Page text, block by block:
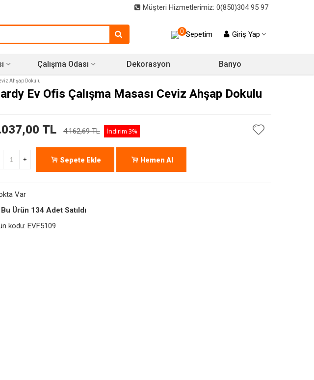
Müşteri Hizmetlerimiz: 0(850)304 95 97
0 Sepetim Giriş Yap
Çalışma Odası Dekorasyon Banyo
Ahşap Dokulu
Ev Ofis Çalışma Masası Ceviz Ahşap Dokulu
TL 4.162,69 TL İndirim 3%
+ Sepete Ekle Hemen Al
Var
Bu Ürün 134 Adet Satıldı
kodu: EVF5109